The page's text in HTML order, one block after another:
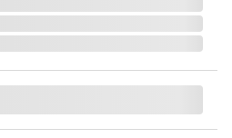
ス機内食に4年連続採用★持ち
プラトレー入りで手を汚さず食
っとした集まりやお配り用など